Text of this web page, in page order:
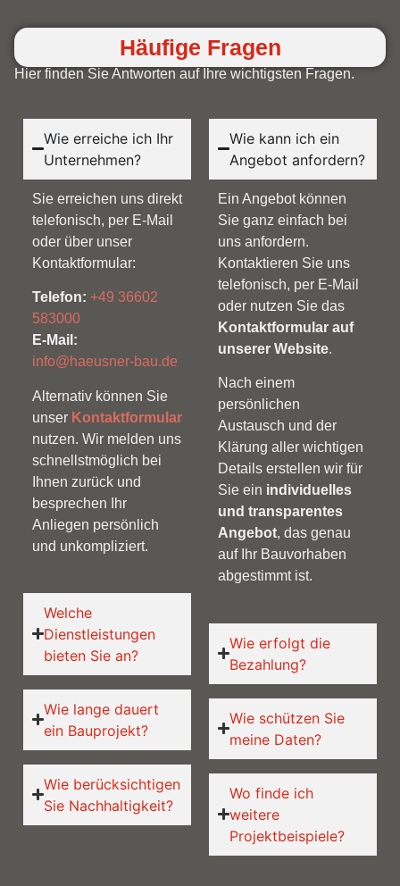
Häufige Fragen
Hier finden Sie Antworten auf Ihre wichtigsten Fragen.
Wie erreiche ich Ihr
Unternehmen?
Sie erreichen uns direkt
telefonisch, per E-Mail
oder über unser
Kontaktformular:
Telefon: +49 36602
583000
E-Mail:
info@haeusner-bau.de
Alternativ können Sie
unser Kontaktformular
nutzen. Wir melden uns
schnellstmöglich bei
Ihnen zurück und
besprechen Ihr
Anliegen persönlich
und unkompliziert.
Welche
Dienstleistungen
bieten Sie an?
Wie lange dauert
ein Bauprojekt?
Wie berücksichtigen
Sie Nachhaltigkeit?
Wie kann ich ein
Angebot anfordern?
Ein Angebot können
Sie ganz einfach bei
uns anfordern.
Kontaktieren Sie uns
telefonisch, per E-Mail
oder nutzen Sie das
Kontaktformular auf
unserer Website.
Nach einem
persönlichen
Austausch und der
Klärung aller wichtigen
Details erstellen wir für
Sie ein individuelles
und transparentes
Angebot, das genau
auf Ihr Bauvorhaben
abgestimmt ist.
Wie erfolgt die
Bezahlung?
Wie schützen Sie
meine Daten?
Wo finde ich
weitere
Projektbeispiele?